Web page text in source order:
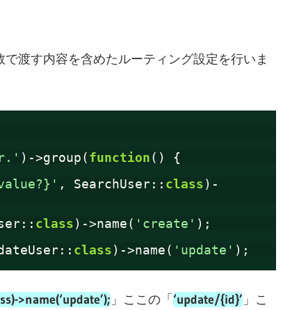
渡す内容を含めたルーティング設定を行いま
)->group(function() {
, SearchUser:: class)-
class)->name( 'create' );
class)->name( 'update' );
>name(‘update’);」ここの「‘update/{id}’」こ